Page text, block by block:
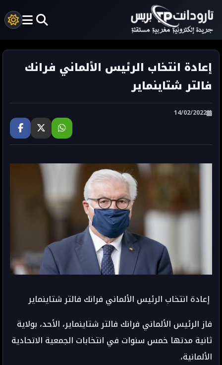
إعادة انتخاب الرئيس الألماني فرانك
فالتر شتاينماير
14/02/2022
إعادة انتخاب الرئيس الألماني فرانك فالتر شتاينماير
فاز الرئيس الألماني فرانك فالتر شتاينماير، الأحد، بولاية
ثانية مدتها خمس سنوات في انتخابات الجمعية الاتحادية
الألمانية،